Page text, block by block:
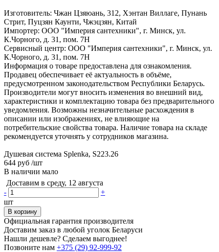
Изготовитель: Чжан Цзяюань, 312, Хэнтан Виллаге, Пунань
Стрит, Пуцзян Каунти, Чжэцзян, Китай
Импортер: ООО "Империя сантехники", г. Минск, ул.
К.Чорного, д. 31, пом. 7Н
Сервисный центр: ООО "Империя сантехники", г. Минск, ул.
К.Чорного, д. 31, пом. 7Н
Информация о товаре предоставлена для ознакомления.
Продавец обеспечивает её актуальность в объёме,
предусмотренном законодательством Республики Беларусь.
Производители могут вносить изменения во внешний вид,
характеристики и комплектацию товара без предварительного
уведомления. Возможны незначительные расхождения в
описании или изображениях, не влияющие на
потребительские свойства товара. Наличие товара на складе
рекомендуется уточнять у сотрудников магазина.
Душевая система Splenka, S223.26
644 руб /шт
В наличии мало
Доставим в среду, 12 августа
-
+
шт
В корзину
Официальная гарантия производителя
Доставим заказ в любой уголок Беларуси
Нашли дешевле? Сделаем выгоднее!
Позвоните нам +375 (29) 92-999-92